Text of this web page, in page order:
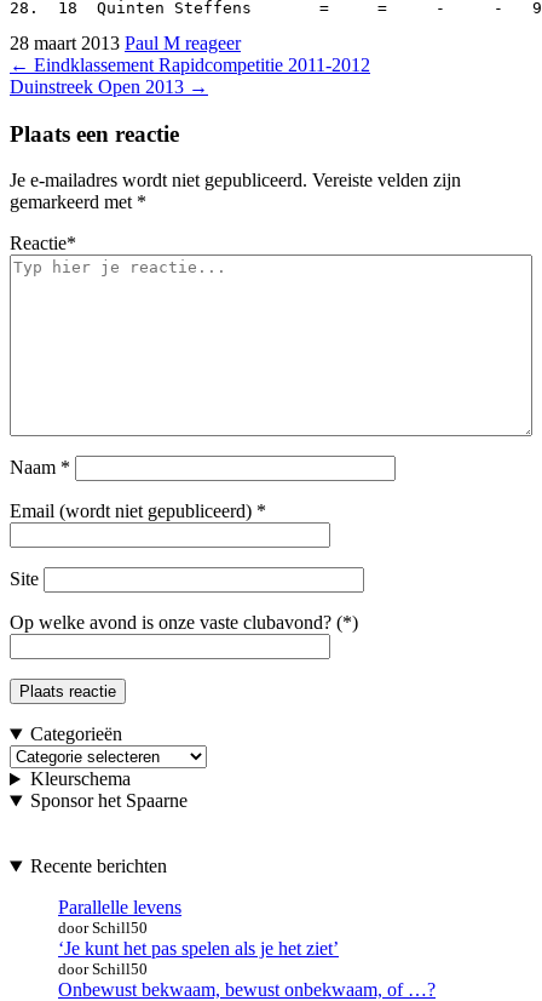
28 maart 2013 Paul M reageer
Bericht
navigatie
← Eindklassement Rapidcompetitie 2011-2012
Duinstreek Open 2013 →
Plaats een reactie
Je e-mailadres wordt niet gepubliceerd. Vereiste velden zijn
gemarkeerd met *
Reactie*
Naam *
Email (wordt niet gepubliceerd) *
Site
Op welke avond is onze vaste clubavond? (*)
Categorieën
Categorieën
Kleurschema
Sponsor het Spaarne
Recente berichten
Parallelle levens
door Schill50
‘Je kunt het pas spelen als je het ziet’
door Schill50
Onbewust bekwaam, bewust onbekwaam, of …?